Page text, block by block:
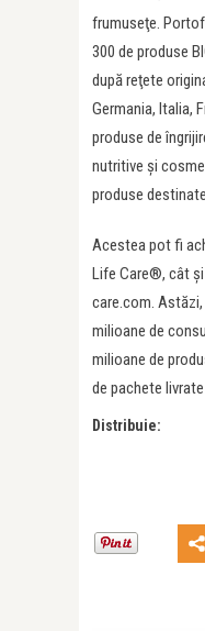
frumuseţe.
300 de produse
după reţete
Germania, Italia,
produse de
nutritive şi
produse
Acestea pot fi
Life Care®, cât
care.com.
milioane de
milioane de
de pachete
Distribuie: